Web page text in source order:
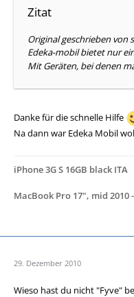
Zitat
Original geschrieben von
Edeka-mobil bietet nur
Mit Geräten, bei denen
Danke für die schnelle Hilfe
Na dann war Edeka Mobil
iPhone 3G S 16GB black ITA
MacBook Pro 17", mid 2010
29. Dezember 2010
Wieso hast du nicht "Fyve"